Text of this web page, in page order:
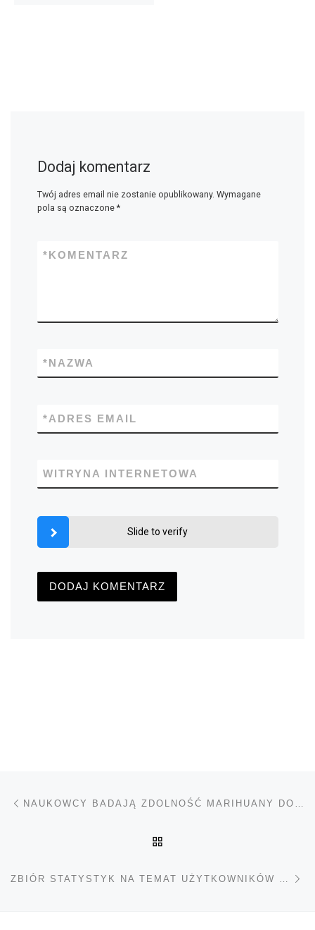
Dodaj komentarz
Twój adres email nie zostanie opublikowany. Wymagane
pola są oznaczone *
KOMENTARZ
*
NAZWA
*
ADRES EMAIL
*
WITRYNA INTERNETOWA
Slide to verify
Nawigacja wpisu